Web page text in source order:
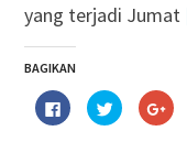
yang terjadi Jumat
BAGIKAN
Klik
untuk
membagikan
Klik
untuk
berbagi
Klik